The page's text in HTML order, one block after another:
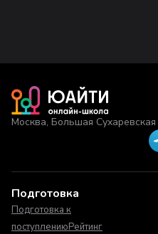
Москва, Большая
Подготовка
Подготовка к
поступлениюРейтинг